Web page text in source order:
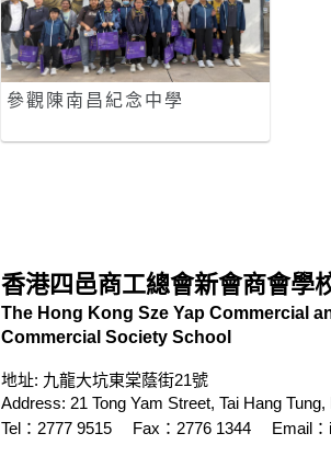
參觀陳南昌紀念中學
香港四邑商工總會新會商會學
The Hong Kong Sze Yap Commercial
Commercial Society School
地址: 九龍大坑東棠蔭街21號
Address: 21 Tong Yam Street, Tai Hang Tung,
Tel：2777 9515
Fax：2776 1344 Email：